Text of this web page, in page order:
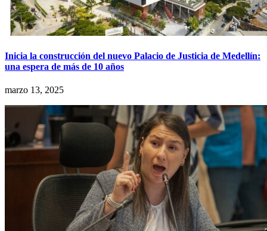
Inicia la construcción del nuevo Palacio de Justicia de Medellín:
una espera de más de 10 años
marzo 13, 2025